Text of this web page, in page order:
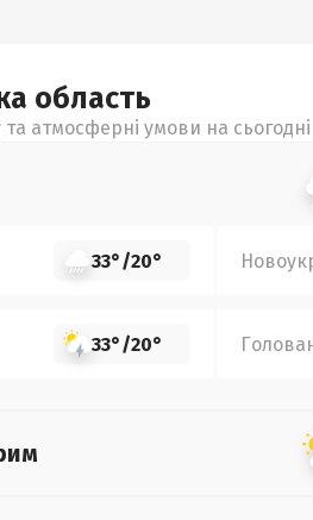
область
атмосферні умови на сьогодні
33°/20°
33°/20°